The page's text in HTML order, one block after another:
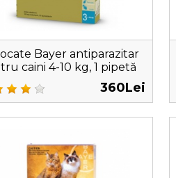
Bayer antiparazitar
caini 4-10 kg, 1 pipetă
360Lei